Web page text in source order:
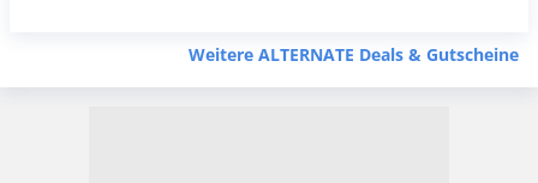
Weitere ALTERNATE Deals & Gutscheine